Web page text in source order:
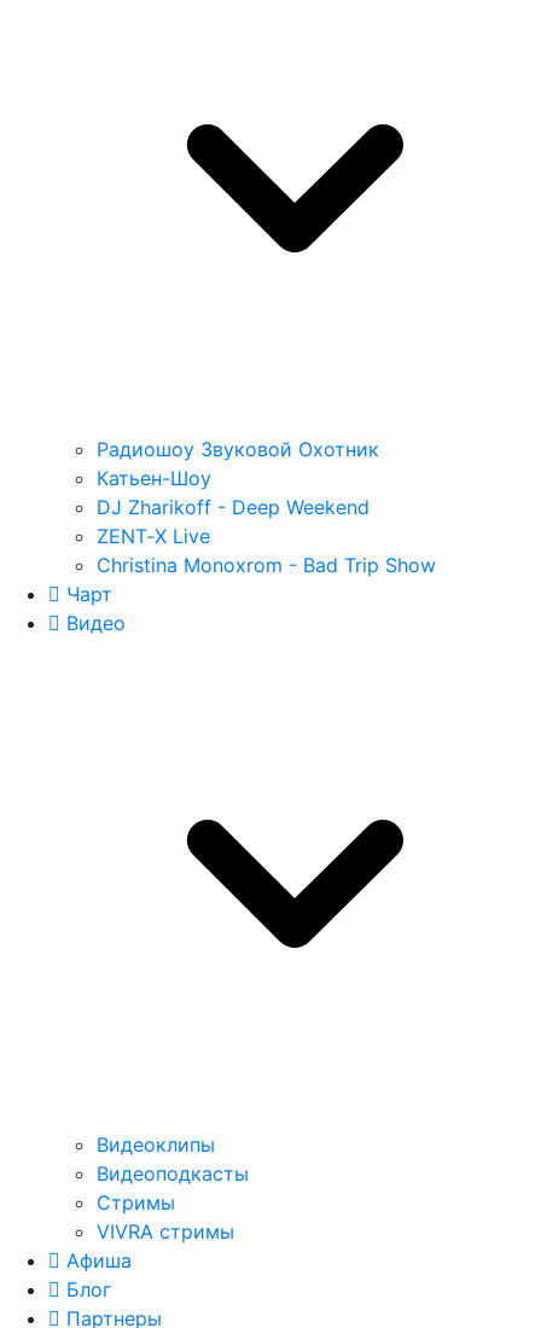
Радиошоу Звуковой Охотник
Катьен-Шоу
DJ Zharikoff - Deep Weekend
ZENT‑X Live
Christina Monoxrom - Bad Trip Show
Чарт
Видео
Видеоклипы
Видеоподкасты
Стримы
VIVRA стримы
Афиша
Блог
Партнеры